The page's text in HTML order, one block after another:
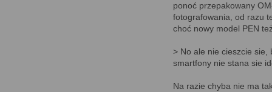
ponoć przepakowany
fotografowania, od razu
choć nowy model PEN
> No ale nie cieszcie sie,
smartfony nie stana sie
Na razie chyba nie ma